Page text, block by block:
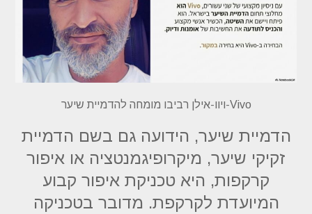
Vivo-ויוו-אילן רביבו מומחה להדמיית שיער
הדמיית שיער, הידועה גם בשם הדמיית
זקיקי שיער, מיקרופיגמנטציה או איפור
קרקפות, היא טכניקת איפור קבוע
המיועדת לקרקפת. מדובר בטכניקה